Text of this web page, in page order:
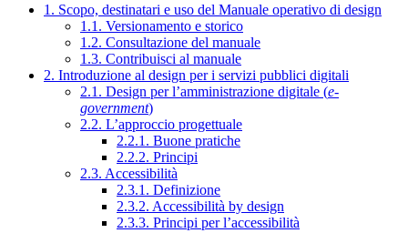
1. Scopo, destinatari e uso del Manuale operativo di design
1.1. Versionamento e storico
1.2. Consultazione del manuale
1.3. Contribuisci al manuale
2. Introduzione al design per i servizi pubblici digitali
2.1. Design per l’amministrazione digitale (e-
government)
2.2. L’approccio progettuale
2.2.1. Buone pratiche
2.2.2. Principi
2.3. Accessibilità
2.3.1. Definizione
2.3.2. Accessibilità by design
2.3.3. Principi per l’accessibilità